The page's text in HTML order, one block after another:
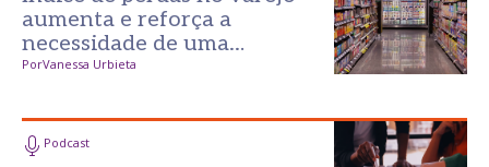
aumenta e reforça a
necessidade de uma
prevenção mais inteligente
PorVanessa Urbieta
Podcast